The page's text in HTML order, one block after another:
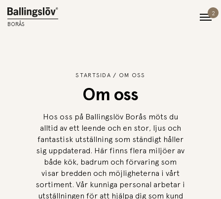
BORÅS
2
STARTSIDA OM OSS
Om oss
Hos oss på Ballingslöv Borås möts du
alltid av ett leende och en stor, ljus och
fantastisk utställning som ständigt håller
sig uppdaterad. Här finns flera miljöer av
både kök, badrum och förvaring som
visar bredden och möjligheterna i vårt
sortiment. Vår kunniga personal arbetar i
utställningen för att hjälpa dig som kund